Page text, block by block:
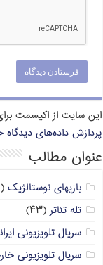
این سایت از اکیسمت
پردازش داده‌های دیدگاه
عنوان مطالب
بازیهای نوستالژیک (۱۴)
تله تئاتر (۴۳)
سریال تلویزیونی
سریال تلویزیونی